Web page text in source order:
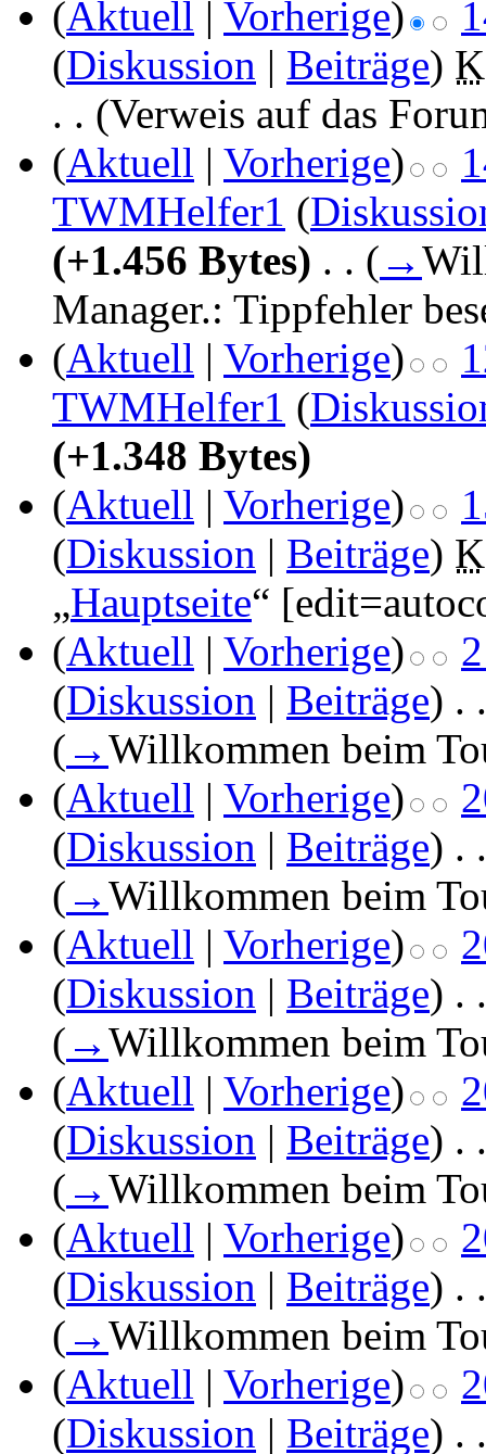
(Aktuell | Vorherige)
(Diskussion | Beiträge) K
. . (Verweis auf das
(Aktuell | Vorherige)
TWMHelfer1 (
(+1.456 Bytes) . . ( →
Manager.: Tippfehler
(Aktuell | Vorherige)
TWMHelfer1 (
(+1.348 Bytes)
(Aktuell | Vorherige)
(Diskussion | Beiträge) K
„Hauptseite“
(Aktuell | Vorherige)
(Diskussion | Beiträge) . .
( →Willkommen beim
(Aktuell | Vorherige)
(Diskussion | Beiträge) . .
( →Willkommen beim
(Aktuell | Vorherige)
(Diskussion | Beiträge) . .
( →Willkommen beim
(Aktuell | Vorherige)
(Diskussion | Beiträge) . .
( →Willkommen beim
(Aktuell | Vorherige)
(Diskussion | Beiträge) . .
( →Willkommen beim
(Aktuell | Vorherige)
(Diskussion | Beiträge) . .